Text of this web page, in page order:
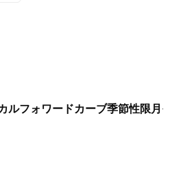
ルフォワードカーブ季節性限月